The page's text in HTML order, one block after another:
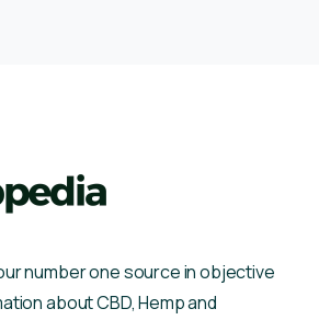
number one source in objective
about CBD, Hemp and